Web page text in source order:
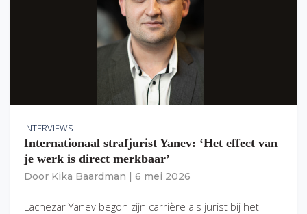
INTERVIEWS
Internationaal strafjurist Yanev: ‘Het effect van
je werk is direct merkbaar’
Door Kika Baardman 6 mei 2026
Lachezar Yanev begon zijn carrière als jurist bij het